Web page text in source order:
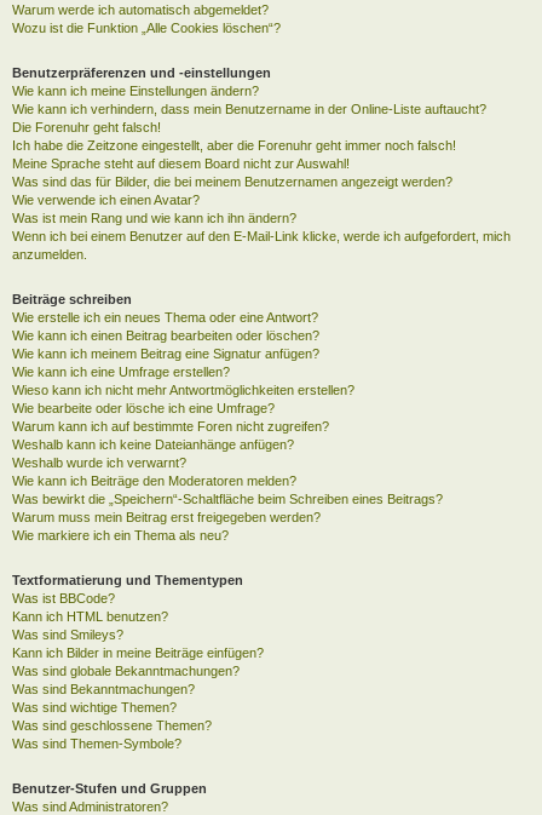
Warum werde ich automatisch abgemeldet?
Wozu ist die Funktion „Alle Cookies löschen“?
Benutzerpräferenzen und -einstellungen
Wie kann ich meine Einstellungen ändern?
Wie kann ich verhindern, dass mein Benutzername in der Online-Liste auftaucht?
Die Forenuhr geht falsch!
Ich habe die Zeitzone eingestellt, aber die Forenuhr geht immer noch falsch!
Meine Sprache steht auf diesem Board nicht zur Auswahl!
Was sind das für Bilder, die bei meinem Benutzernamen angezeigt werden?
Wie verwende ich einen Avatar?
Was ist mein Rang und wie kann ich ihn ändern?
Wenn ich bei einem Benutzer auf den E-Mail-Link klicke, werde ich aufgefordert, mich
anzumelden.
Beiträge schreiben
Wie erstelle ich ein neues Thema oder eine Antwort?
Wie kann ich einen Beitrag bearbeiten oder löschen?
Wie kann ich meinem Beitrag eine Signatur anfügen?
Wie kann ich eine Umfrage erstellen?
Wieso kann ich nicht mehr Antwortmöglichkeiten erstellen?
Wie bearbeite oder lösche ich eine Umfrage?
Warum kann ich auf bestimmte Foren nicht zugreifen?
Weshalb kann ich keine Dateianhänge anfügen?
Weshalb wurde ich verwarnt?
Wie kann ich Beiträge den Moderatoren melden?
Was bewirkt die „Speichern“-Schaltfläche beim Schreiben eines Beitrags?
Warum muss mein Beitrag erst freigegeben werden?
Wie markiere ich ein Thema als neu?
Textformatierung und Thementypen
Was ist BBCode?
Kann ich HTML benutzen?
Was sind Smileys?
Kann ich Bilder in meine Beiträge einfügen?
Was sind globale Bekanntmachungen?
Was sind Bekanntmachungen?
Was sind wichtige Themen?
Was sind geschlossene Themen?
Was sind Themen-Symbole?
Benutzer-Stufen und Gruppen
Was sind Administratoren?